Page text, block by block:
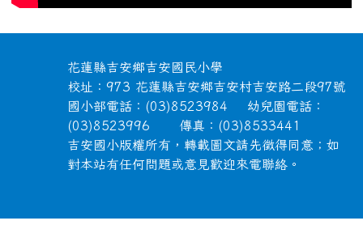
頁尾區域內容
花蓮縣吉安鄉吉安國民小學
校址：973 花蓮縣吉安鄉吉安村吉安路二段97號
國小部電話：(03)8523984 幼兒園電話：
(03)8523996 傳真：(03)8533441
吉安國小版權所有，轉載圖文請先徵得同意；如
對本站有任何問題或意見歡迎來電聯絡。